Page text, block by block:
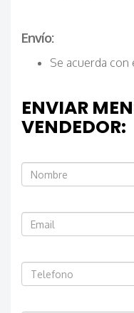
Envío:
Se acuerda
ENVIAR
VENDEDOR: